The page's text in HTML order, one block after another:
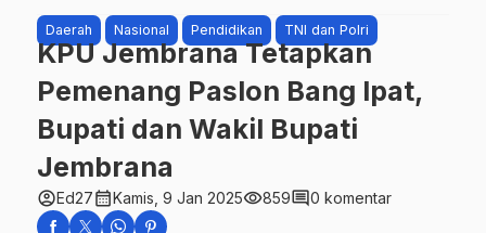
Daerah Nasional Pendidikan TNI dan Polri
KPU Jembrana Tetapkan
Pemenang Paslon Bang Ipat,
Bupati dan Wakil Bupati
Jembrana
account_circleEd27calendar_monthKamis, 9 Jan 2025visibility859comment0 komentar